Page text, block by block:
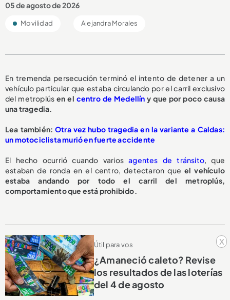
x
05 de agosto de 2026
Movilidad Alejandra Morales
En tremenda persecución terminó el intento de detener a un
vehículo particular que estaba circulando por el carril exclusivo
del metroplúsen el centro de Medellín y que por poco causa
una tragedia.
Lea también: Otra vez hubo tragedia en la variante a Caldas:
un motociclista murió en fuerte accidente
El hecho ocurrió cuando variosagentes de tránsito, que
estaban de ronda en el centro, detectaron que el vehículo
estaba andando por todo el carril del metroplús,
comportamiento que está prohibido.
Útil para vos
¿Amaneció caleto? Revise
los resultados de las loterías
del 4 de agosto